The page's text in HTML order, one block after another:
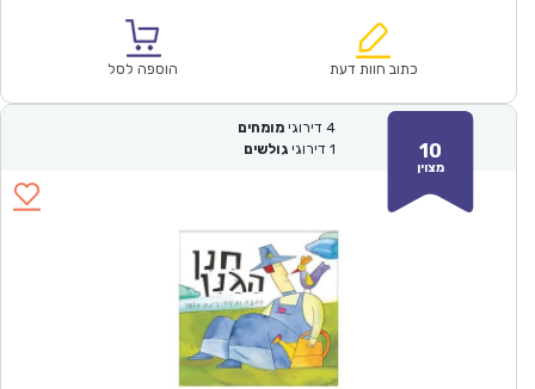
₪64.00.
הוא:
כתוב חוות דעת הוספה לסל
10
מצוין
4 דירוגי מומחים
1 דירוגי גולשים